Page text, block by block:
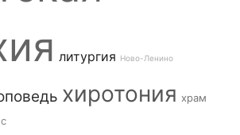
литургия Ново-Ленино
хиротония храм